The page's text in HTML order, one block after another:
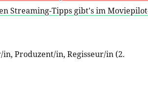
Streaming-Tipps gibt's im
in, Produzent/in, Regisseur/in (2.